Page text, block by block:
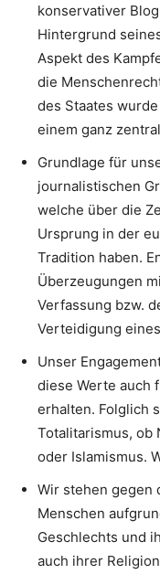
konservativer
Hintergrund
Aspekt des
die
des Staates
einem ganz
Grundlage für
journalistischen
welche über die
Ursprung in der
Tradition haben.
Überzeugungen
Verfassung bzw.
Verteidigung
Unser
diese Werte auch
erhalten. Folglich
Totalitarismus, ob
oder Islamismus.
Wir stehen gegen
Menschen
Geschlechts und
auch ihrer